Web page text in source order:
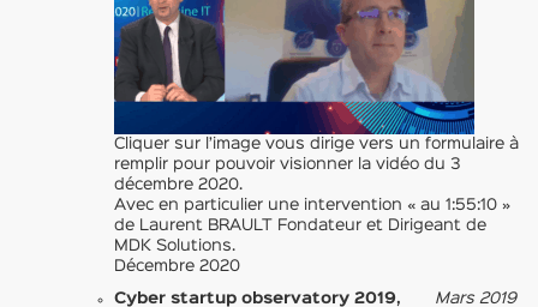
Cliquer sur l’image vous dirige vers un formulaire à
remplir pour pouvoir visionner la vidéo du 3
décembre 2020.
Avec en particulier une intervention « au 1:55:10 »
de Laurent BRAULT Fondateur et Dirigeant de
MDK Solutions.
Décembre 2020
Cyber startup observatory 2019, Mars 2019